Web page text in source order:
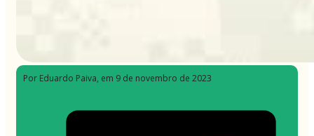
Por Eduardo Paiva, em 9 de novembro de 2023